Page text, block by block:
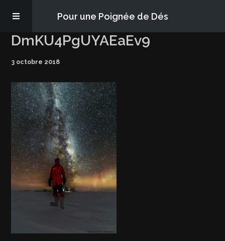
Pour une Poignée de Dés
Les épisodes
S’abonner
Blog
À propos
DmKU4PgUYAEaEv9
3 octobre 2018